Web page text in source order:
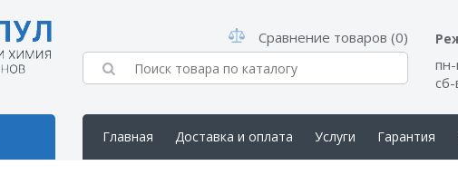
Сравнение товаров (0)
Главная Доставка и оплата Услуги Гарантия